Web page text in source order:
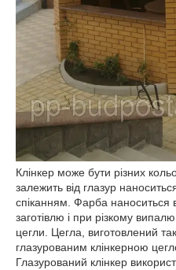
Клінкер може бути різних
залежить від глазур
спіканням. Фарба
заготівлю і при різкому
цегли. Цегла, виготовлений
глазурованим клінкерною
Глазурований клінкер